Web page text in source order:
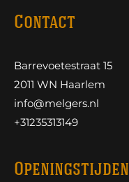
Contact
Barrevoetestraat 15
2011 WN Haarlem
info@melgers.nl
+31235313149
Openingstijden